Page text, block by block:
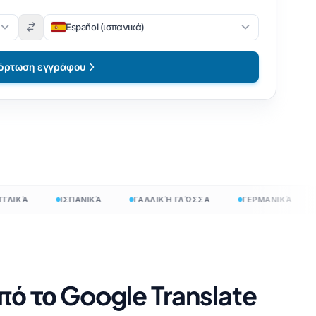
Español (ισπανικά)
εγγράφου
ΙΣΠΑΝΙΚΆ ΓΑΛΛΙΚΉ ΓΛΏΣΣΑ ΓΕΡΜΑΝΙΚΆ
το Google Translate